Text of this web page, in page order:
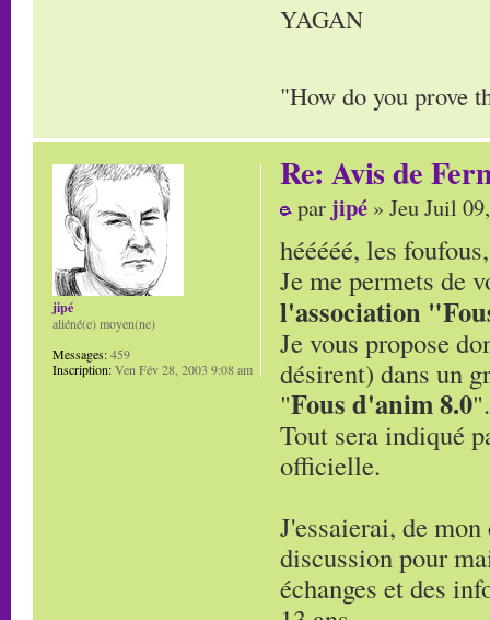
YAGAN
"How do you prove
Re: Avis de
par jipé » Jeu Juil
hééééé, les foufous,
Je me permets de
l'association
Je vous propose
désirent) dans un
"Fous d'anim 8.0".
Tout sera indiqué
officielle.
J'essaierai, de
discussion pour
échanges et des
jipé
aliéné(e) moyen(ne)
Messages:459
Inscription:Ven Fév 28, 2003 9:08 am